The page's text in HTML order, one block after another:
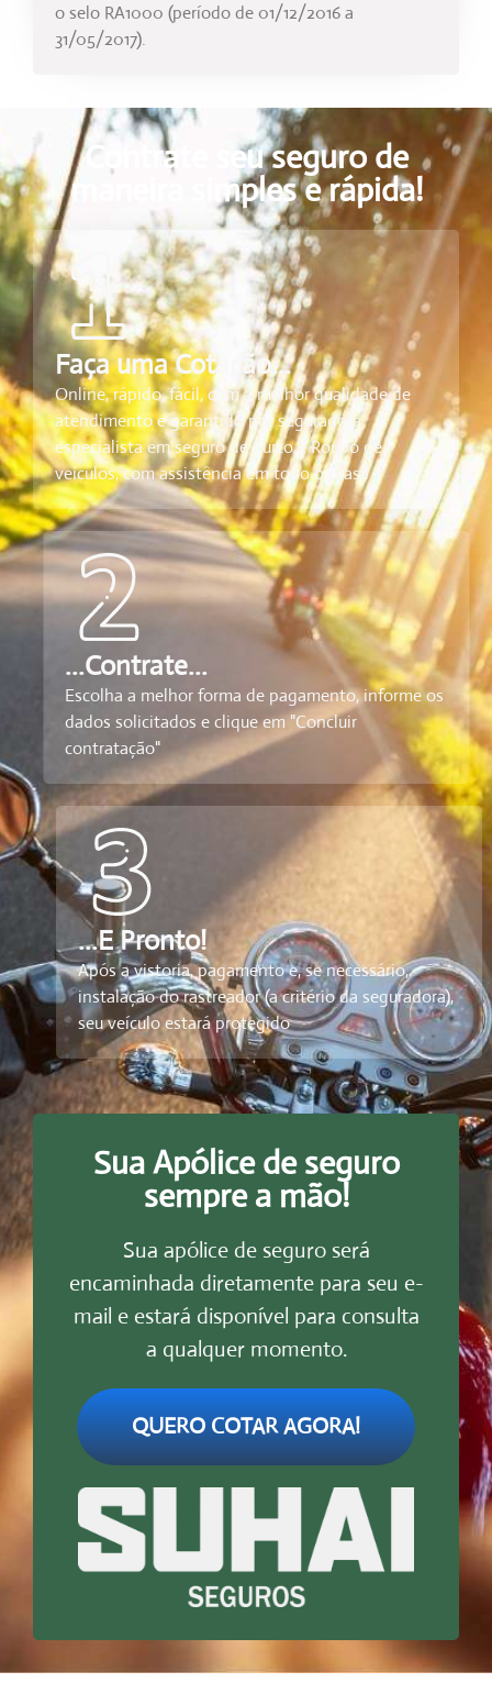
o selo RA1000 (período de 01/12/2016 a
31/05/2017).
Contrate seu seguro de
maneira simples e rápida!
Faça uma Cotação...
Online, rápido, fácil, com a melhor qualidade de
atendimento e garantido por seguradora
especialista em seguro de Furto e Roubo de
veículos, com assistência em todo o Brasil
...Contrate...
Escolha a melhor forma de pagamento, informe os
dados solicitados e clique em "Concluir
contratação"
...E Pronto!
Após a vistoria, pagamento e, se necessário,
instalação do rastreador (a critério da seguradora),
seu veículo estará protegido
Sua Apólice de seguro
sempre a mão!
Sua apólice de seguro será
encaminhada diretamente para seu e-
mail e estará disponível para consulta
a qualquer momento.
QUERO COTAR AGORA!